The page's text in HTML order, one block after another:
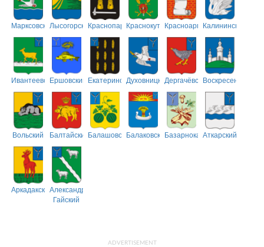
МарксовскийЛысогорскийКраснопартизанский
КраснокутскийКрасноармейский
Калининский
ИвантеевскийЕршовский ЕкатериновскийДуховницкийДергачёвскийВоскресенский
Вольский БалтайскийБалашовскийБалаковскийБазарнокарабулакский
Аткарский
АркадакскийАлександрово-
Гайский
ADVERTISEMENT